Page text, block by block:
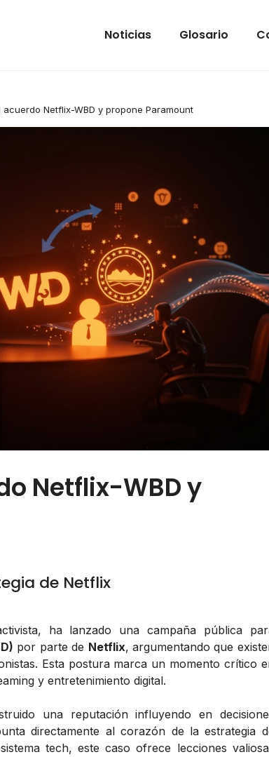
Noticias Glosario
Netflix-WBD y propone Paramount
Netflix-WBD y
de Netflix
ha lanzado una campaña pública
por parte de Netflix, argumentando que
Esta postura marca un momento crítico
y entretenimiento digital.
una reputación influyendo en
directamente al corazón de la estrategia
tech, este caso ofrece lecciones